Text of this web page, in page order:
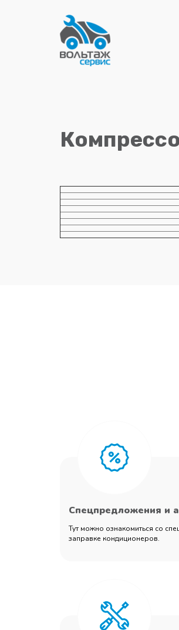
Спецпредложения и
Тут можно ознакомиться со
заправке кондиционеров.